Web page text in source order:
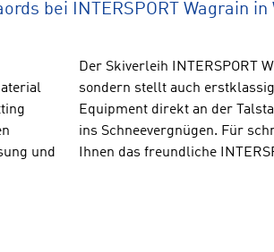
bei INTERSPORT Wagrain in
und
Der Skiverleih INTERSPORT
sondern stellt auch
Equipment direkt an der
ins Schneevergnügen. Für
Ihnen das freundliche